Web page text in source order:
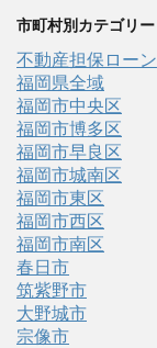
市町村別カテゴリー
不動産担保ローン
福岡県全域
福岡市中央区
福岡市博多区
福岡市早良区
福岡市城南区
福岡市東区
福岡市西区
福岡市南区
春日市
筑紫野市
大野城市
宗像市